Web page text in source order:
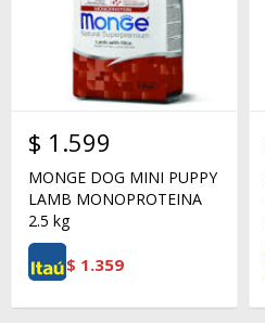
$ 1.599
MONGE DOG MINI PUPPY
LAMB MONOPROTEINA
2.5 kg
$ 1.359